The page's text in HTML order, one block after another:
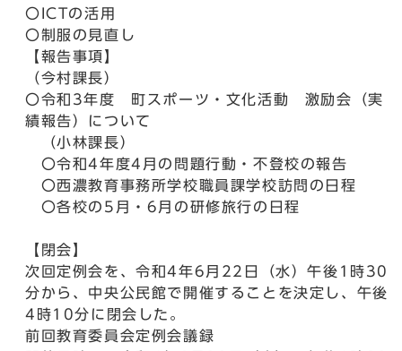
〇ICTの活用
〇制服の見直し
【報告事項】
（今村課長）
〇令和3年度 町スポーツ・文化活動 激励会（実
績報告）について
（小林課長）
〇令和4年度4月の問題行動・不登校の報告
〇西濃教育事務所学校職員課学校訪問の日程
〇各校の5月・6月の研修旅行の日程
【閉会】
次回定例会を、令和4年6月22日（水）午後1時30
分から、中央公民館で開催することを決定し、午後
4時10分に閉会した。
前回教育委員会定例会議録